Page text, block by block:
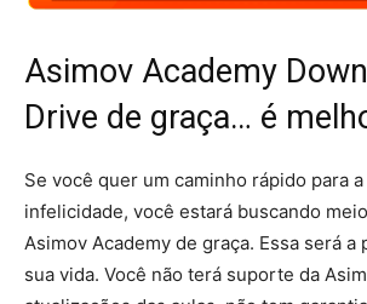
Asimov Academy
Drive de graça… é
Se você quer um caminho rápido para
infelicidade, você estará buscando
Asimov Academy de graça. Essa será a
sua vida. Você não terá suporte da